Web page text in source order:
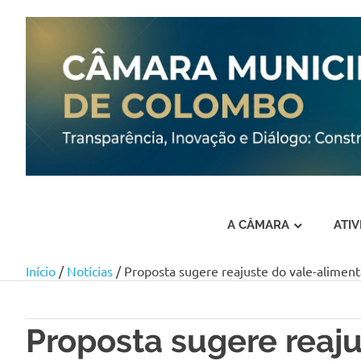
content
A CÂMARA
Início / Notícias / Proposta sugere reajuste do vale-
Proposta sugere